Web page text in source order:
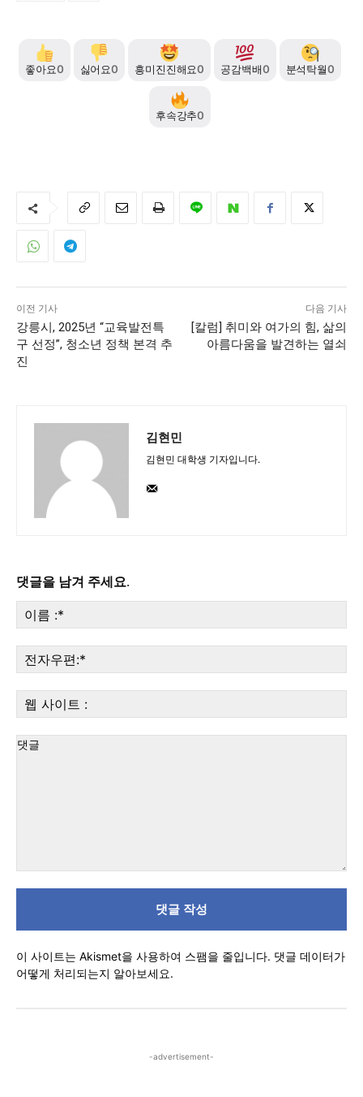
좋아요0 싫어요0 흥미진진해요0 공감백배0 분석탁월0
후속강추0
이전 기사
강릉시, 2025년 “교육발전특
구 선정”, 청소년 정책 본격 추
진
다음 기사
[칼럼] 취미와 여가의 힘, 삶의
아름다움을 발견하는 열쇠
김현민
김현민 대학생 기자입니다.
댓글을 남겨 주세요.
름
:*
자
우
사
이
이 사이트는 Akismet을 사용하여 스팸을 줄입니다. 댓글 데이터가
어떻게 처리되는지 알아보세요.
-advertisement-